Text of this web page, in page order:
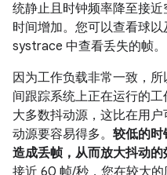
统静止且时钟频率降至接近
时间增加。您可以查看球
systrace 中查看丢失的帧。
因为工作负载非常一致，
间跟踪系统上正在运行的
大多数抖动源，这比在用
动源要容易得多。 较低的时
造成丢帧，从而放大抖动的
接近 60 帧/秒，您在较大